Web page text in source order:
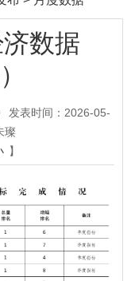
数据
发表时间：2026-05-
璨
】